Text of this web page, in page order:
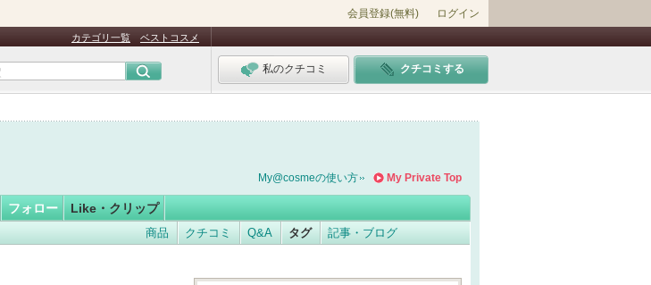
会員登録(無料) ログイン
カテゴリ一覧 ベストコスメ
私のクチコミ クチコミする
My Private Top
My@cosmeの使い方
フォロー Like・クリップ
商品 クチコミ Q&A タグ 記事・ブログ